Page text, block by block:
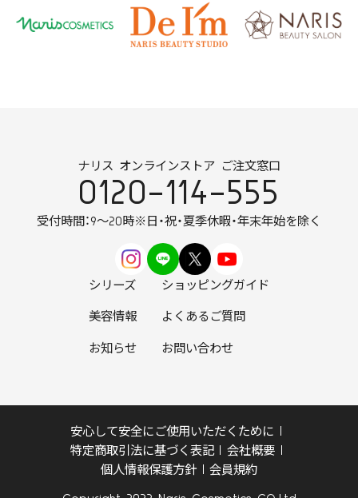
ナリス オンラインストア ご注文窓口
0120-114-555
受付時間：9～20時※日・祝・夏季休暇・年末年始を除く
シリーズ ショッピングガイド
美容情報 よくあるご質問
お知らせ お問い合わせ
安心して安全にご使用いただくために
特定商取引法に基づく表記
会社概要
個人情報保護方針
会員規約